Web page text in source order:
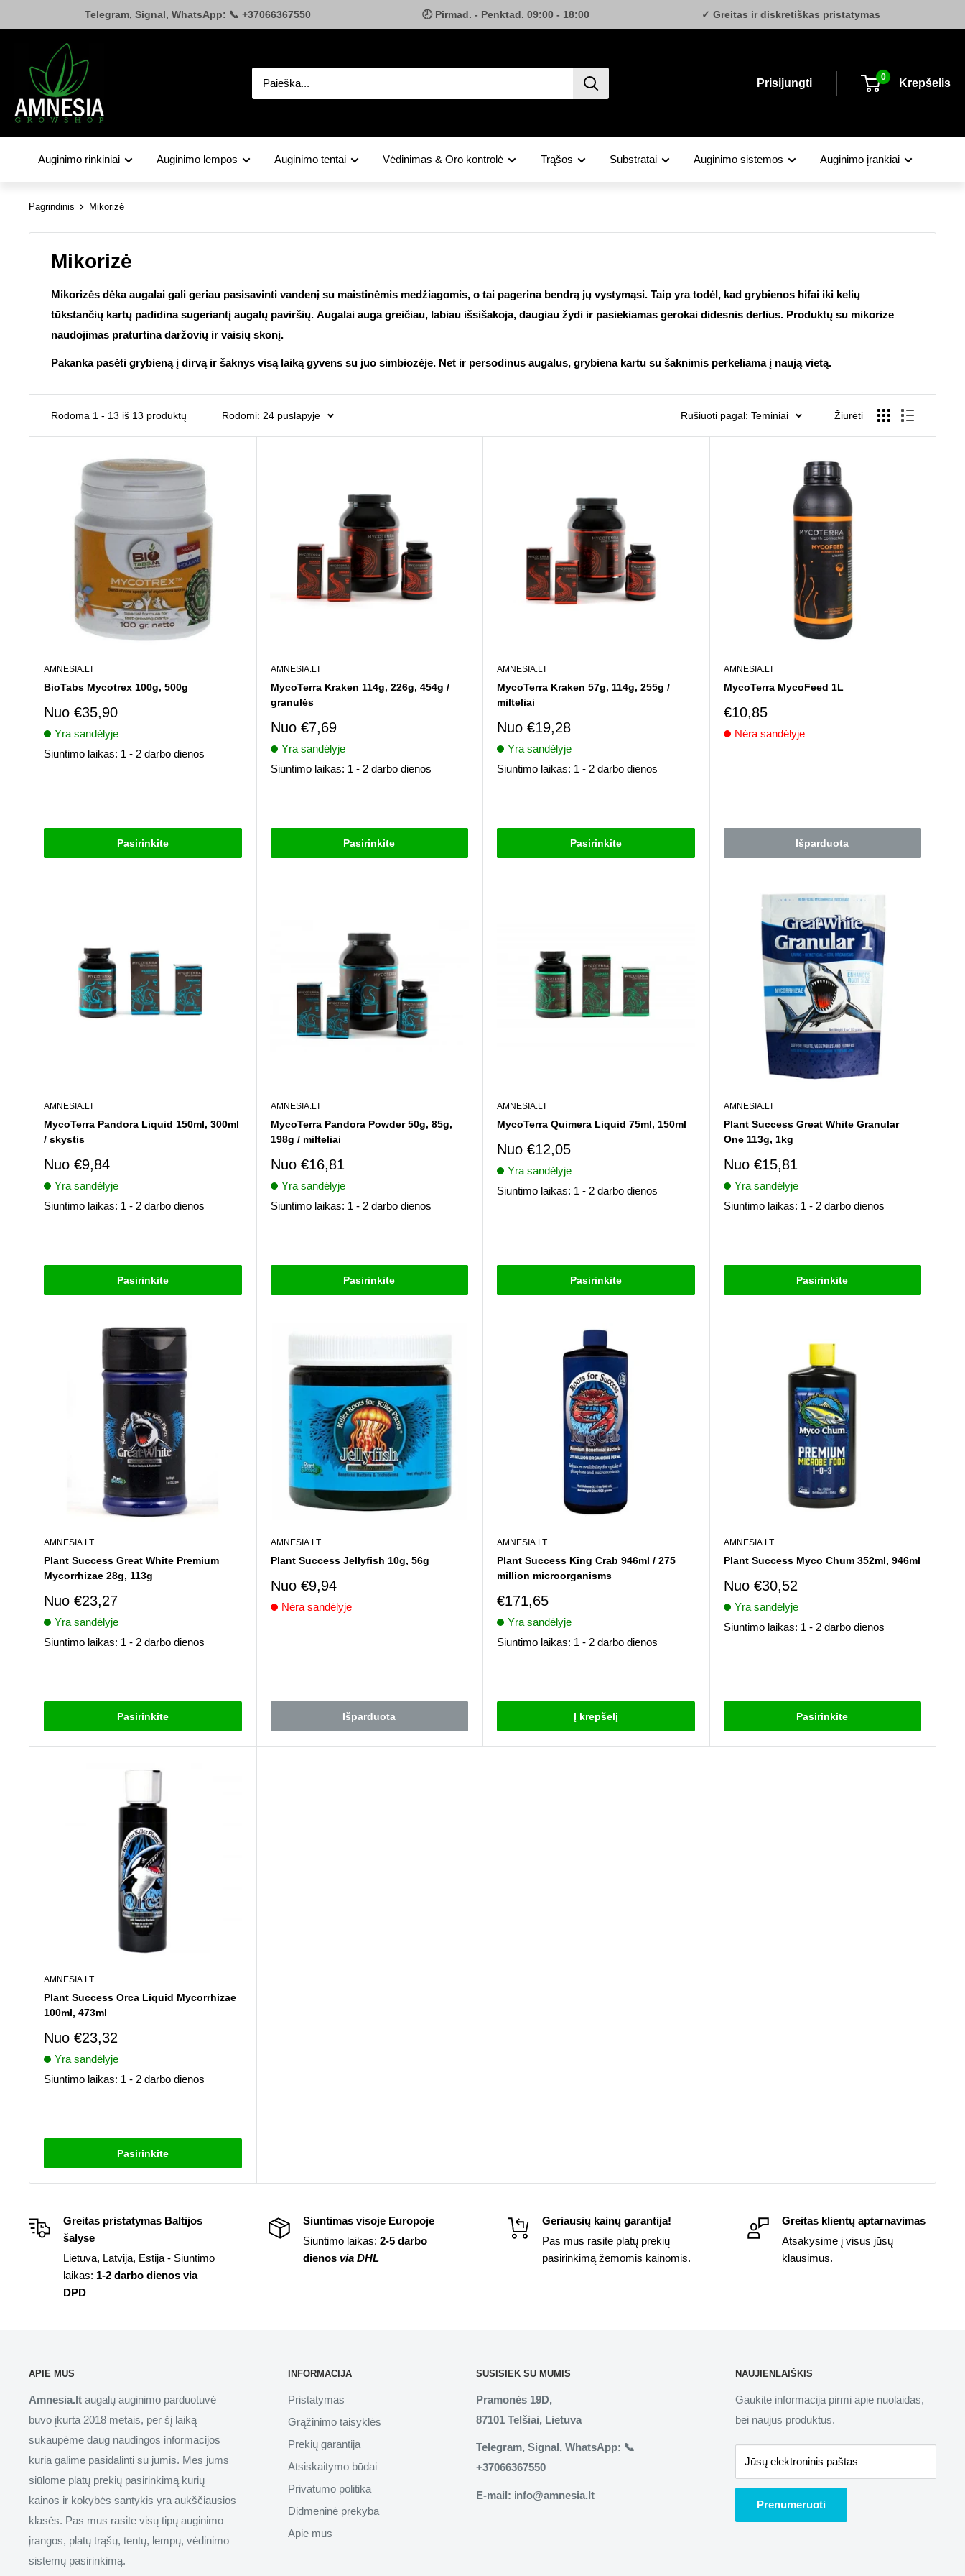
prie
Telegram, Signal, WhatsApp: 📞 +37066367550 🕗 Pirmad. - Penktad. 09:00 - 18:00 ✓ Greitas ir diskretiškas pristatymas
Amnesia.lt
Prisijungti
0
Krepšelis
Auginimo rinkiniai Auginimo lempos Auginimo tentai Vėdinimas & Oro kontrolė Trąšos Substratai Auginimo sistemos Auginimo įrankiai
Pagrindinis Mikorizė
Mikorizė
Mikorizės dėka augalai gali geriau pasisavinti vandenį su maistinėmis medžiagomis, o tai pagerina bendrą jų vystymąsi. Taip yra todėl, kad grybienos hifai iki kelių
tūkstančių kartų padidina sugeriantį augalų paviršių. Augalai auga greičiau, labiau išsišakoja, daugiau žydi ir pasiekiamas gerokai didesnis derlius. Produktų su mikorize
naudojimas praturtina daržovių ir vaisių skonį.
Pakanka pasėti grybieną į dirvą ir šaknys visą laiką gyvens su juo simbiozėje. Net ir persodinus augalus, grybiena kartu su šaknimis perkeliama į naują vietą.
Rodoma 1 - 13 iš 13 produktų Rodomi: 24 puslapyje Rūšiuoti pagal: Teminiai Žiūrėti
AMNESIA.LT
BioTabs Mycotrex 100g, 500g
Pardavimo
kaina
Nuo €35,90
Yra sandėlyje
Siuntimo laikas: 1 - 2 darbo dienos
Pasirinkite
AMNESIA.LT
MycoTerra Kraken 114g, 226g, 454g /
granulės
Pardavimo
kaina
Nuo €7,69
Yra sandėlyje
Siuntimo laikas: 1 - 2 darbo dienos
Pasirinkite
AMNESIA.LT
MycoTerra Kraken 57g, 114g, 255g /
milteliai
Pardavimo
kaina
Nuo €19,28
Yra sandėlyje
Siuntimo laikas: 1 - 2 darbo dienos
Pasirinkite
AMNESIA.LT
MycoTerra MycoFeed 1L
Pardavimo
kaina
€10,85
Nėra sandėlyje
Išparduota
AMNESIA.LT
MycoTerra Pandora Liquid 150ml, 300ml
/ skystis
Pardavimo
kaina
Nuo €9,84
Yra sandėlyje
Siuntimo laikas: 1 - 2 darbo dienos
Pasirinkite
AMNESIA.LT
MycoTerra Pandora Powder 50g, 85g,
198g / milteliai
Pardavimo
kaina
Nuo €16,81
Yra sandėlyje
Siuntimo laikas: 1 - 2 darbo dienos
Pasirinkite
AMNESIA.LT
MycoTerra Quimera Liquid 75ml, 150ml
Pardavimo
kaina
Nuo €12,05
Yra sandėlyje
Siuntimo laikas: 1 - 2 darbo dienos
Pasirinkite
AMNESIA.LT
Plant Success Great White Granular
One 113g, 1kg
Pardavimo
kaina
Nuo €15,81
Yra sandėlyje
Siuntimo laikas: 1 - 2 darbo dienos
Pasirinkite
AMNESIA.LT
Plant Success Great White Premium
Mycorrhizae 28g, 113g
Pardavimo
kaina
Nuo €23,27
Yra sandėlyje
Siuntimo laikas: 1 - 2 darbo dienos
Pasirinkite
AMNESIA.LT
Plant Success Jellyfish 10g, 56g
Pardavimo
kaina
Nuo €9,94
Nėra sandėlyje
Išparduota
AMNESIA.LT
Plant Success King Crab 946ml / 275
million microorganisms
Pardavimo
kaina
€171,65
Yra sandėlyje
Siuntimo laikas: 1 - 2 darbo dienos
Į krepšelį
AMNESIA.LT
Plant Success Myco Chum 352ml, 946ml
Pardavimo
kaina
Nuo €30,52
Yra sandėlyje
Siuntimo laikas: 1 - 2 darbo dienos
Pasirinkite
AMNESIA.LT
Plant Success Orca Liquid Mycorrhizae
100ml, 473ml
Pardavimo
kaina
Nuo €23,32
Yra sandėlyje
Siuntimo laikas: 1 - 2 darbo dienos
Pasirinkite
Greitas pristatymas Baltijos
šalyse
Lietuva, Latvija, Estija - Siuntimo
laikas: 1-2 darbo dienos via
DPD
Siuntimas visoje Europoje
Siuntimo laikas: 2-5 darbo
dienosvia DHL
Geriausių kainų garantija!
Pas mus rasite platų prekių
pasirinkimą žemomis kainomis.
Greitas klientų aptarnavimas
Atsakysime į visus jūsų
klausimus.
APIE MUS
Amnesia.lt augalų auginimo parduotuvė
buvo įkurta 2018 metais, per šį laiką
sukaupėme daug naudingos informacijos
kuria galime pasidalinti su jumis. Mes jums
siūlome platų prekių pasirinkimą kurių
kainos ir kokybės santykis yra aukščiausios
klasės. Pas mus rasite visų tipų auginimo
įrangos, platų trąšų, tentų, lempų, vėdinimo
sistemų pasirinkimą.
INFORMACIJA
Pristatymas
Grąžinimo taisyklės
Prekių garantija
Atsiskaitymo būdai
Privatumo politika
Didmeninė prekyba
Apie mus
SUSISIEK SU MUMIS
Pramonės 19D,
87101 Telšiai, Lietuva
Telegram, Signal, WhatsApp: 📞
+37066367550
E-mail: info@amnesia.lt
NAUJIENLAIŠKIS
Gaukite informacija pirmi apie nuolaidas,
bei naujus produktus.
Jūsų elektroninis paštas
Prenumeruoti